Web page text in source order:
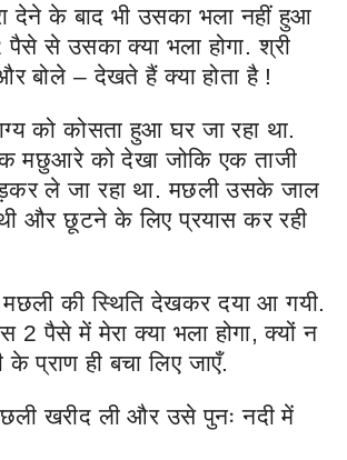
देने के बाद भी उसका भला नहीं हुआ
से उसका क्या भला होगा. श्री
बोले – देखते हैं क्या होता है !
को कोसता हुआ घर जा रहा था.
मछुआरे को देखा जोकि एक ताजी
ले जा रहा था. मछली उसके जाल
और छूटने के लिए प्रयास कर रही
मछली की स्थिति देखकर दया आ गयी.
2 पैसे में मेरा क्या भला होगा, क्यों न
प्राण ही बचा लिए जाएँ.
खरीद ली और उसे पुनः नदी में